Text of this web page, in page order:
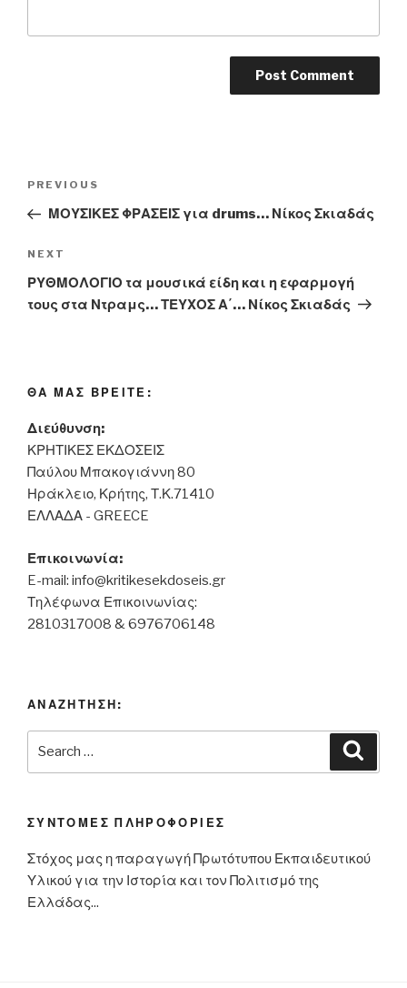
Post
Previous
Post
PREVIOUS
ΜΟΥΣΙΚΕΣ ΦΡΑΣΕΙΣ για drums… Νίκος Σκιαδάς
Next
Post
NEXT
ΡΥΘΜΟΛΟΓΙΟ τα μουσικά είδη και η εφαρμογή
τους στα Ντραμς… ΤΕΥΧΟΣ Α΄… Νίκος Σκιαδάς
ΘΑ ΜΑΣ ΒΡΕΙΤΕ:
Διεύθυνση:
ΚΡΗΤΙΚΕΣ ΕΚΔΟΣΕΙΣ
Παύλου Μπακογιάννη 80
Ηράκλειο, Κρήτης, Τ.Κ.71410
ΕΛΛΑΔΑ - GREECE
Επικοινωνία:
E-mail: info@kritikesekdoseis.gr
Τηλέφωνα Επικοινωνίας:
2810317008 & 6976706148
ΑΝΑΖΗΤΗΣΗ:
ΣΥΝΤΟΜΕΣ ΠΛΗΡΟΦΟΡΙΕΣ
Στόχος μας η παραγωγή Πρωτότυπου Εκπαιδευτικού
Υλικού για την Ιστορία και τον Πολιτισμό της
Ελλάδας...